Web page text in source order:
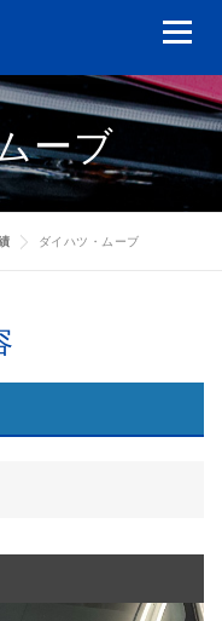
メニュ
交換
タカー
修理実績
いて
ーブ
ダイハツ・ムーブ